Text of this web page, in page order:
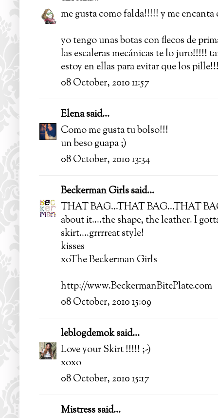
me gusta como falda!!!!! y me
yo tengo unas botas con flecos de
las escaleras mecánicas te lo juro!!!!!
estoy en ellas para evitar que los
08 October, 2010 11:57
Elenasaid...
Como me gusta tu bolso!!!
un beso guapa ;)
08 October, 2010 13:34
Beckerman Girlssaid...
THAT BAG...THAT BAG...THAT
about it....the shape, the leather. I
skirt....grrrreat style!
kisses
xoThe Beckerman Girls
http://www.BeckermanBitePlate.com
08 October, 2010 15:09
leblogdemoksaid...
Love your Skirt !!!!! ;-)
xoxo
08 October, 2010 15:17
Mistresssaid...